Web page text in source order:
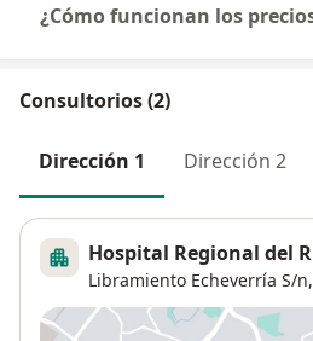
¿Cómo funcionan los
Consultorios (2)
Dirección 1 Dirección 2
Hospital Regional del
Libramiento Echeverría S/n,